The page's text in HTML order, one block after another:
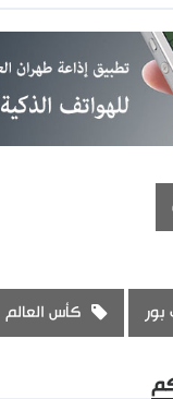
كأس العالم